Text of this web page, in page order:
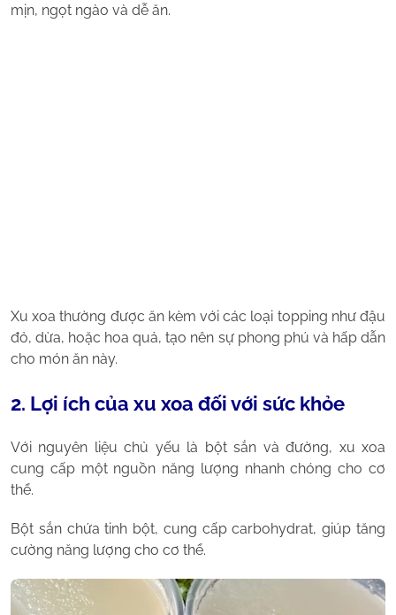
mịn, ngọt ngào và dễ ăn.
Xu xoa thường được ăn kèm với các loại topping như đậu
đỏ, dừa, hoặc hoa quả, tạo nên sự phong phú và hấp dẫn
cho món ăn này.
2. Lợi ích của xu xoa đối với sức khỏe
Với nguyên liệu chủ yếu là bột sắn và đường, xu xoa
cung cấp một nguồn năng lượng nhanh chóng cho cơ
thể.
Bột sắn chứa tinh bột, cung cấp carbohydrat, giúp tăng
cường năng lượng cho cơ thể.